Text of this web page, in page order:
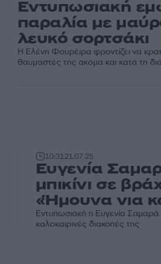
Εντυπωσιακή
παραλία με μαύρο
λευκό σορτσάκι
Η Ελένη Φουρέιρα φροντίζει να
θαυμαστές της ακόμα και κατά τη
10:3121.07.25
Ευγενία
μπικίνι σε
«Ήμουνα νια
Εντυπωσιακή η Ευγενία
καλοκαιρινές διακοπές της